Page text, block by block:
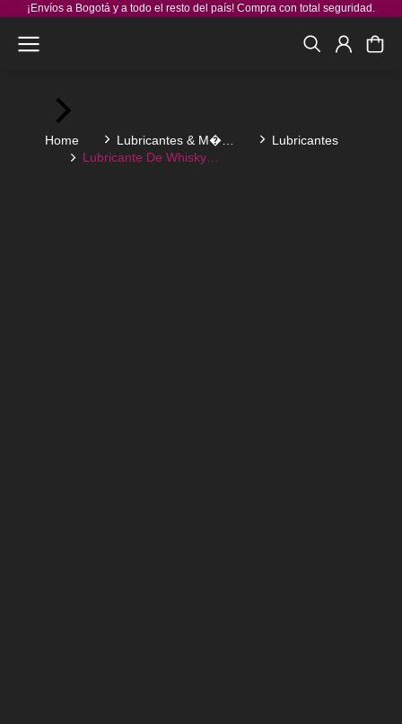
¡Envíos a Bogotá y a todo el resto del país! Compra con total seguridad.
You are here:
Home Lubricantes & M�…
Lubricantes
Lubricante De Whisky…